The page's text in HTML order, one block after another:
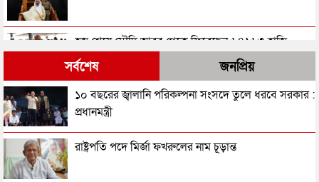
হজ শেষে সৌদি আরব থেকে ফিরেছেন ৬৪১৬৩ হাজি
সৌদি আরবে আরও ৪ বাংলাদেশি হাজির মৃত্যু
পবিত্র হজের আনুষ্ঠানিকতা শুরু আজ
সর্বশেষ জনপ্রিয়
১০ বছরের জ্বালানি পরিকল্পনা সংসদে তুলে ধরবে সরকার :
প্রধানমন্ত্রী
রাষ্ট্রপতি পদে মির্জা ফখরুলের নাম চূড়ান্ত